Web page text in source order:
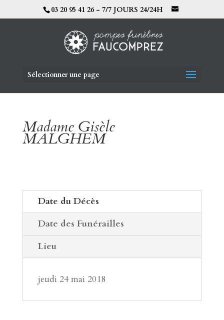
03 20 95 41 26 - 7/7 JOURS 24/24H
Sélectionner une page
Madame Gisèle
MALGHEM
Date du Décès
Date des Funérailles
Lieu
jeudi 24 mai 2018